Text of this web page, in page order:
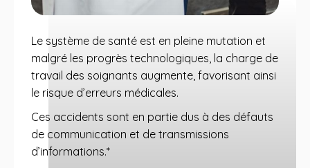
Le système de santé est en pleine mutation et
malgré les progrès technologiques, la charge de
travail des soignants augmente, favorisant ainsi
le risque d’erreurs médicales.
Ces accidents sont en partie dus à des défauts
de communication et de transmissions
d’informations.*